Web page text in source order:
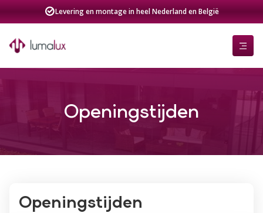
Levering en montage in heel Nederland en België
Openingstijden
Openingstijden